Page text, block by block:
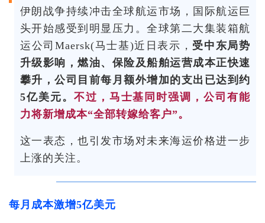
伊朗战争持续冲击全球航运市场，国际航运巨
头开始感受到明显压力。全球第二大集装箱航
运公司Maersk(马士基)近日表示， 受中东局势
升级影响，燃油、保险及船舶运营成本正快速
攀升，公司目前每月额外增加的支出已达到约
5亿美元。 不过，马士基同时强调，公司有能
力将新增成本“全部转嫁给客户”。
这一表态，也引发市场对未来海运价格进一步
上涨的关注。
每月成本激增5亿美元